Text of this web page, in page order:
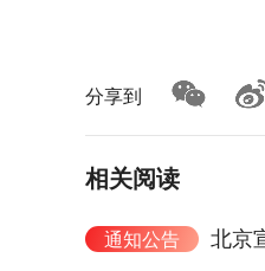
分享到
相关阅读
通知公告 北京